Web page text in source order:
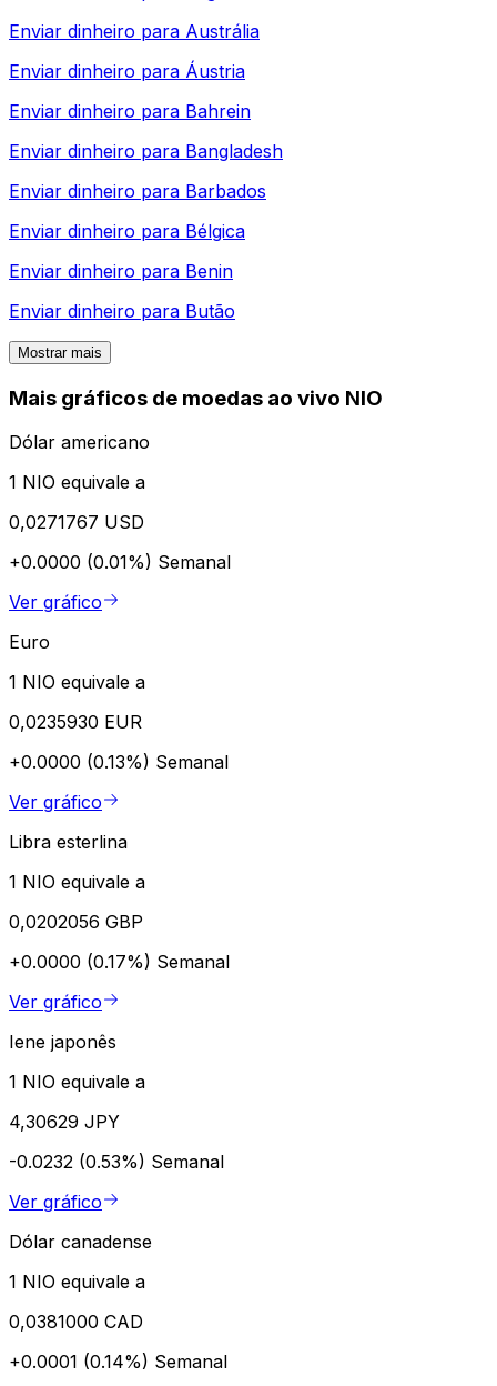
Enviar dinheiro para Austrália
Enviar dinheiro para Áustria
Enviar dinheiro para Bahrein
Enviar dinheiro para Bangladesh
Enviar dinheiro para Barbados
Enviar dinheiro para Bélgica
Enviar dinheiro para Benin
Enviar dinheiro para Butão
Mostrar mais
Mais gráficos de moedas ao vivo NIO
Dólar americano
1 NIO equivale a
0,0271767 USD
+0.0000 (0.01%) Semanal
Ver gráfico
Euro
1 NIO equivale a
0,0235930 EUR
+0.0000 (0.13%) Semanal
Ver gráfico
Libra esterlina
1 NIO equivale a
0,0202056 GBP
+0.0000 (0.17%) Semanal
Ver gráfico
Iene japonês
1 NIO equivale a
4,30629 JPY
-0.0232 (0.53%) Semanal
Ver gráfico
Dólar canadense
1 NIO equivale a
0,0381000 CAD
+0.0001 (0.14%) Semanal